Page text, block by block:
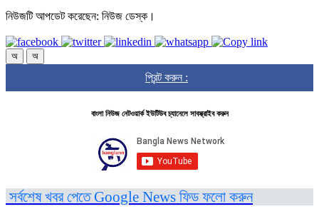
নিউজটি আপডেট করেছেন: নিউজ ডেস্ক।
অ অ
প্রিন্ট করুন :
বাংলা নিউজ নেটওয়ার্ক ইউটিউব চ্যানেলে সাবস্ক্রাইব করুন
সর্বশেষ খবর পেতে Google News ফিড ফলো করুন